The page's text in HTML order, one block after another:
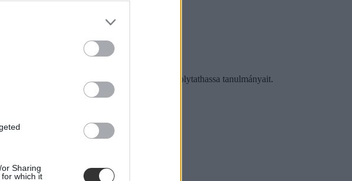
Sharing
which it
finanszírozni tudja mindennapi kiadásait és folytathassa tanulmányait.